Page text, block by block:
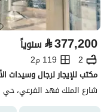
⃁377,200 سنوياً
2
119 م2
مكتب للإيجار لرجال وسيدات
شارع الملك فهد الفرعي، حي